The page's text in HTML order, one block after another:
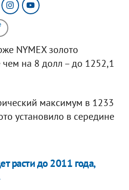
NYMEX золото
на 8 долл – до 1252,1
максимум в 1233
установило в середине
расти до 2011 года,